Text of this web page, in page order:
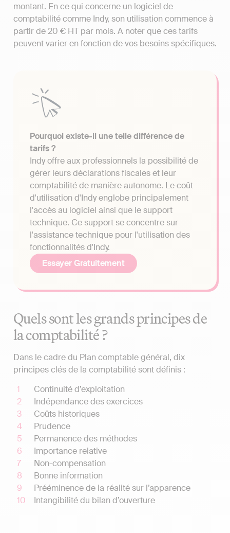
montant. En ce qui concerne un logiciel de
comptabilité comme Indy, son utilisation commence à
partir de 20 € HT par mois. A noter que ces tarifs
peuvent varier en fonction de vos besoins spécifiques.
Pourquoi existe-il une telle différence de
tarifs ?
Indy offre aux professionnels la possibilité de
gérer leurs déclarations fiscales et leur
comptabilité de manière autonome. Le coût
d'utilisation d'Indy englobe principalement
l'accès au logiciel ainsi que le support
technique. Ce support se concentre sur
l'assistance technique pour l'utilisation des
fonctionnalités d'Indy.
Essayer Gratuitement
Quels sont les grands principes de
la comptabilité ?
Dans le cadre du Plan comptable général, dix
principes clés de la comptabilité sont définis :
Continuité d’exploitation
Indépendance des exercices
Coûts historiques
Prudence
Permanence des méthodes
Importance relative
Non-compensation
Bonne information
Prééminence de la réalité sur l’apparence
Intangibilité du bilan d’ouverture